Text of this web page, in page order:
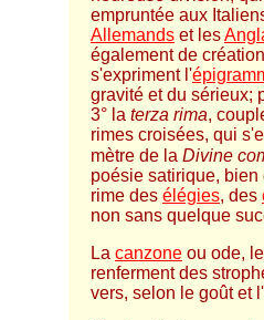
empruntée aux
Allemands et les
également de
s'expriment l'
gravité et du sérieux;
3° la terza rima,
rimes croisées, qui
mètre de la Divine
poésie satirique,
rime des élégies, des
non sans quelque
La canzone ou ode,
renferment des
vers, selon le goût et